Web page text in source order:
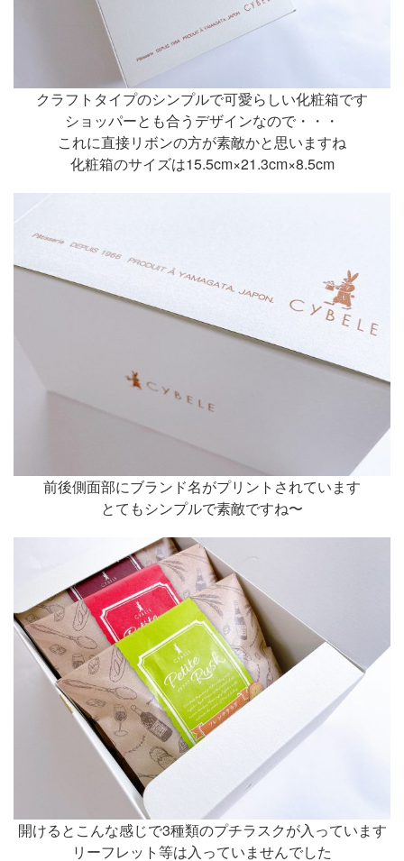
クラフトタイプのシンプルで可愛らしい化粧箱です
ショッパーとも合うデザインなので・・・
これに直接リボンの方が素敵かと思いますね
化粧箱のサイズは15.5cm×21.3cm×8.5cm
前後側面部にブランド名がプリントされています
とてもシンプルで素敵ですね〜
開けるとこんな感じで3種類のプチラスクが入っています
リーフレット等は入っていませんでした